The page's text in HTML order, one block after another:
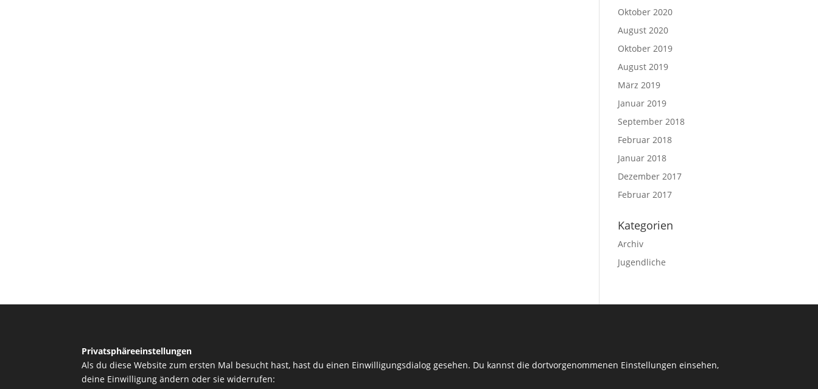
Oktober 2020
August 2020
Oktober 2019
August 2019
März 2019
Januar 2019
September 2018
Februar 2018
Januar 2018
Dezember 2017
Februar 2017
Kategorien
Archiv
Jugendliche
Privatsphäreeinstellungen
Als du diese Website zum ersten Mal besucht hast, hast du einen Einwilligungsdialog gesehen. Du kannst die dortvorgenommenen Einstellungen einsehen,
deine Einwilligung ändern oder sie widerrufen: